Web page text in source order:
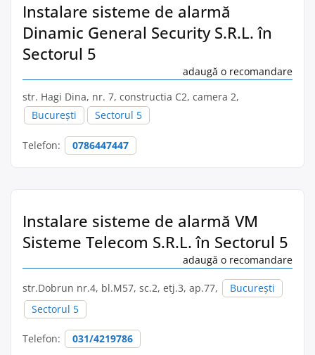
Instalare sisteme de alarmă
Dinamic General Security S.R.L. în
Sectorul 5
adaugă o recomandare
str. Hagi Dina, nr. 7, constructia C2, camera 2,
București
Sectorul 5
Telefon: 0786447447
Instalare sisteme de alarmă VM
Sisteme Telecom S.R.L. în Sectorul 5
adaugă o recomandare
str.Dobrun nr.4, bl.M57, sc.2, etj.3, ap.77,
București
Sectorul 5
Telefon: 031/4219786